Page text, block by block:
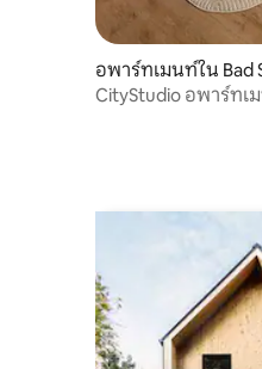
อพาร์ทเมนท์ใน Bad
CityStudio อพาร์ท